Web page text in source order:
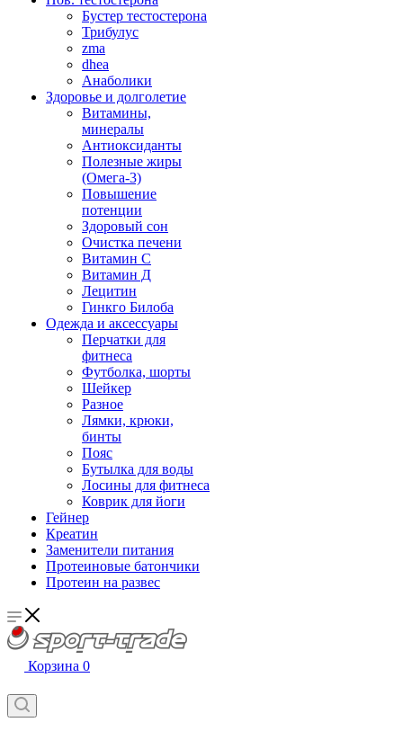
Бустер тестостерона
Трибулус
zma
dhea
Анаболики
Здоровье и долголетие
Витамины,
минералы
Антиоксиданты
Полезные жиры
(Омега-3)
Повышение
потенции
Здоровый сон
Очистка печени
Витамин С
Витамин Д
Лецитин
Гинкго Билоба
Одежда и аксессуары
Перчатки для
фитнеса
Футболка, шорты
Шейкер
Разное
Лямки, крюки,
бинты
Пояс
Бутылка для воды
Лосины для фитнеса
Коврик для йоги
Гейнер
Креатин
Заменители питания
Протеиновые батончики
Протеин на развес
Корзина 0